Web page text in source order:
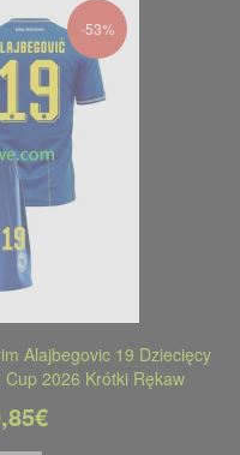
-53%
Alajbegovic 19 Dziecięcy
Cup 2026 Krótki Rękaw